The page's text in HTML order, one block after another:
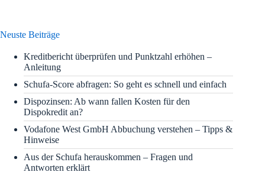
Neuste Beiträge
Kreditbericht überprüfen und Punktzahl erhöhen –
Anleitung
Schufa-Score abfragen: So geht es schnell und einfach
Dispozinsen: Ab wann fallen Kosten für den
Dispokredit an?
Vodafone West GmbH Abbuchung verstehen – Tipps &
Hinweise
Aus der Schufa herauskommen – Fragen und
Antworten erklärt